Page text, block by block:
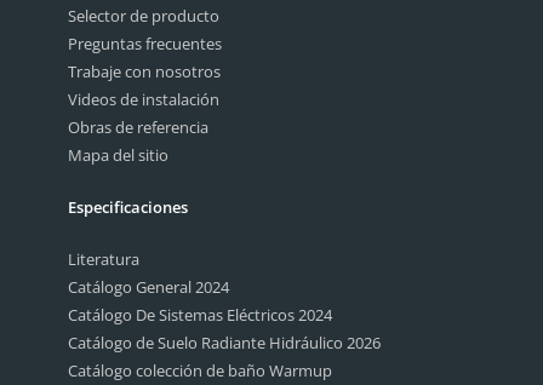
Selector de producto
Preguntas frecuentes
Trabaje con nosotros
Videos de instalación
Obras de referencia
Mapa del sitio
Especificaciones
Literatura
Catálogo General 2024
Catálogo De Sistemas Eléctricos 2024
Catálogo de Suelo Radiante Hidráulico 2026
Catálogo colección de baño Warmup